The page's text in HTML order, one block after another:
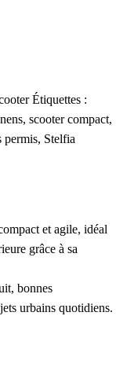
Étiquettes :
, scooter compact,
permis, Stelfia
et agile, idéal
grâce à sa
bonnes
urbains quotidiens.